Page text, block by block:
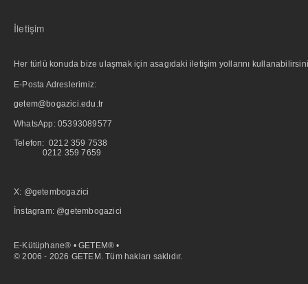
İletişim
Her türlü konuda bize ulaşmak için asagıdaki iletişim yollarını
E-Posta Adreslerimiz:
getem@bogazici.edu.tr
WhatsApp: 05393089577
Telefon: 0212 359 7538
0212 359 7659
X: @getembogazici
İnstagram: @getembogazici
E-Kütüphane® • GETEM® •
© 2006 - 2026 GETEM. Tüm hakları saklıdır.